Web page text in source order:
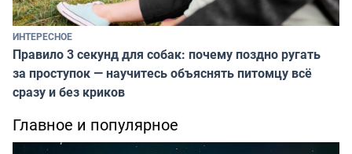
ИНТЕРЕСНОЕ
Правило 3 секунд для собак: почему поздно ругать
за проступок — научитесь объяснять питомцу всё
сразу и без криков
Главное и популярное